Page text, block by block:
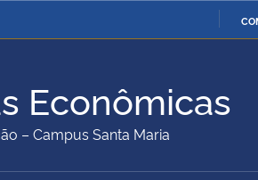
da Justiça e
Ministério da Defesa
da Educação Ministério da Cidadania
Econômicas
– Campus Santa Maria